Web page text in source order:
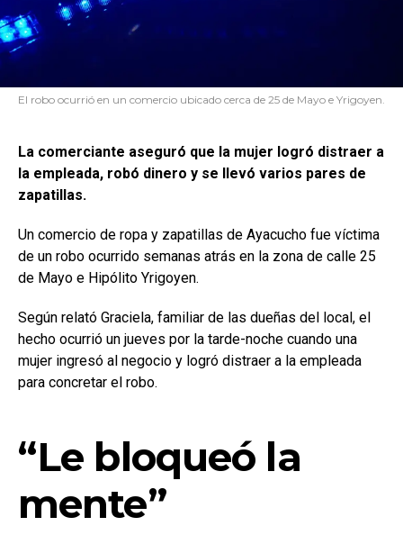
El robo ocurrió en un comercio ubicado cerca de 25 de Mayo e Yrigoyen.
La comerciante aseguró que la mujer logró distraer a
la empleada, robó dinero y se llevó varios pares de
zapatillas.
Un comercio de ropa y zapatillas de Ayacucho fue víctima
de un robo ocurrido semanas atrás en la zona de calle 25
de Mayo e Hipólito Yrigoyen.
Según relató Graciela, familiar de las dueñas del local, el
hecho ocurrió un jueves por la tarde-noche cuando una
mujer ingresó al negocio y logró distraer a la empleada
para concretar el robo.
“Le bloqueó la
mente”